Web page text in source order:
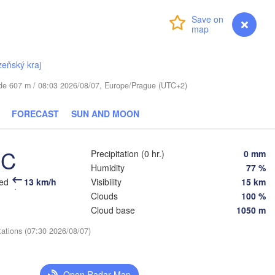
myVentusky Forecast
kraj
607 m / 08:03 2026/08/07, Europe/Prague (UTC+2)
FORECAST SUN AND MOON
13 km/h
Precipitation (0 hr.)
0 mm
Humidity
77 %
Visibility
15 km
Clouds
100 %
Cloud base
1050 m
(07:30 2026/08/07)
Мінск
Vilnius
(Zhytomyr)
Рівне
(Pinsk)
(Salihorsk)
Віцебск
(Viciebsk)
Магілёў